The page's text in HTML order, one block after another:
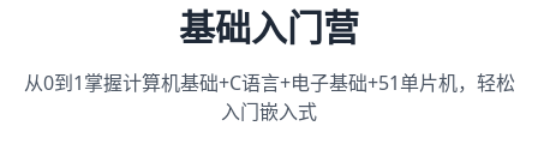
基础入门营
从0到1掌握计算机基础+C语言+电子基础+51单片机，轻松
入门嵌入式